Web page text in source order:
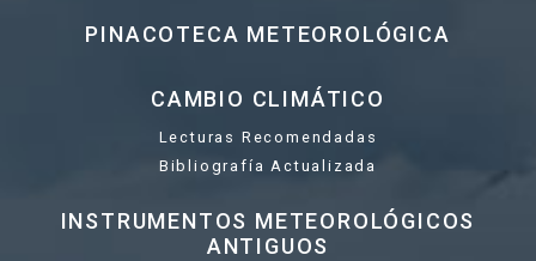
PINACOTECA METEOROLÓGICA
CAMBIO CLIMÁTICO
Lecturas Recomendadas
Bibliografía Actualizada
INSTRUMENTOS METEOROLÓGICOS
ANTIGUOS